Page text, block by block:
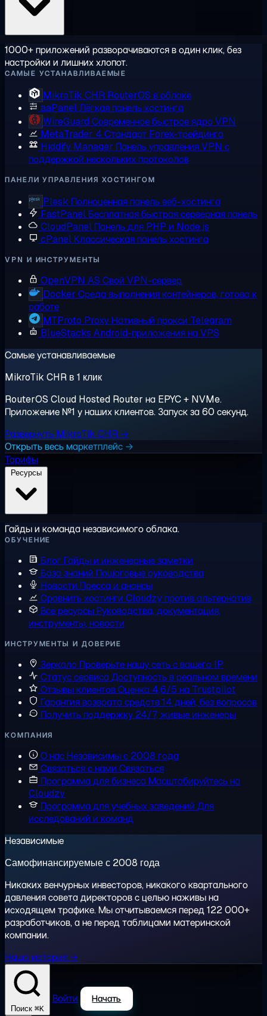
1000+ приложений разворачиваются в один клик, без
настройки и лишних хлопот.
САМЫЕ УСТАНАВЛИВАЕМЫЕ
MikroTik CHR RouterOS в облаке
aaPanelЛёгкая панель хостинга
WireGuard Современное быстрое ядро VPN
MetaTrader 4 Стандарт Forex-трейдинга
Hiddify Manager Панель управления VPN с
поддержкой нескольких протоколов
ПАНЕЛИ УПРАВЛЕНИЯ ХОСТИНГОМ
Plesk Полноценная панель веб-хостинга
FastPanelБесплатная быстрая серверная панель
CloudPanel Панель для PHP и Node.js
cPanelКлассическая панель хостинга
VPN И ИНСТРУМЕНТЫ
OpenVPN AS Свой VPN-сервер
Docker Среда выполнения контейнеров, готова к
работе
MTProto ProxyНативный прокси Telegram
BlueStacks Android-приложения на VPS
Самые устанавливаемые
MikroTik CHR в 1 клик
RouterOS Cloud Hosted Router на EPYC + NVMe.
Приложение №1 у наших клиентов. Запуск за 60 секунд.
Развернуть MikroTik CHR →
Открыть весь маркетплейс →
Тарифы
Гайды и команда независимого облака.
ОБУЧЕНИЕ
Блог Гайды и инженерные заметки
База знаний Пошаговые руководства
Новости Пресса и анонсы
Сравнить хостинги Cloudzy против альтернатив
Все ресурсыРуководства, документация,
инструменты, новости
ИНСТРУМЕНТЫ И ДОВЕРИЕ
Зеркало Проверьте нашу сеть с вашего IP
Статус сервисаДоступность в реальном времени
Отзывы клиентовОценка 4,6/5 на Trustpilot
Гарантия возврата средств14 дней, без вопросов
Получить поддержку 24/7, живые инженеры
КОМПАНИЯ
О насНезависимы с 2008 года
Связаться с нами Связаться
Программа для бизнесаМасштабируйтесь на
Cloudzy
Программа для учебных заведений Для
исследований и команд
Независимые
Самофинансируемые с 2008 года
Никаких венчурных инвесторов, никакого квартального
давления совета директоров с целью наживы на
исходящем трафике. Мы отчитываемся перед 122 000+
разработчиков, а не перед таблицами материнской
компании.
Наша история →
Поиск ⌘K
Войти Начать